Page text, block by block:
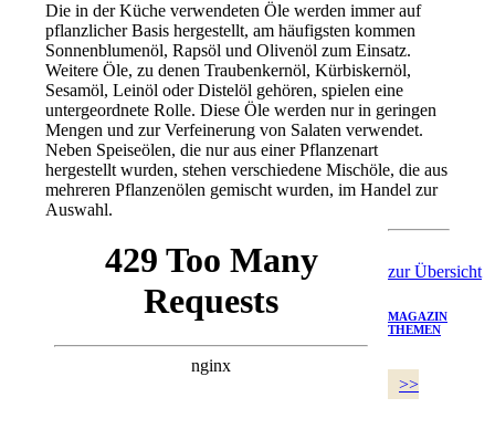
Die in der Küche verwendeten Öle werden immer auf
pflanzlicher Basis hergestellt, am häufigsten kommen
Sonnenblumenöl, Rapsöl und Olivenöl zum Einsatz.
Weitere Öle, zu denen Traubenkernöl, Kürbiskernöl,
Sesamöl, Leinöl oder Distelöl gehören, spielen eine
untergeordnete Rolle. Diese Öle werden nur in geringen
Mengen und zur Verfeinerung von Salaten verwendet.
Neben Speiseölen, die nur aus einer Pflanzenart
hergestellt wurden, stehen verschiedene Mischöle, die aus
mehreren Pflanzenölen gemischt wurden, im Handel zur
Auswahl.
zur Übersicht
MAGAZIN
THEMEN
>>